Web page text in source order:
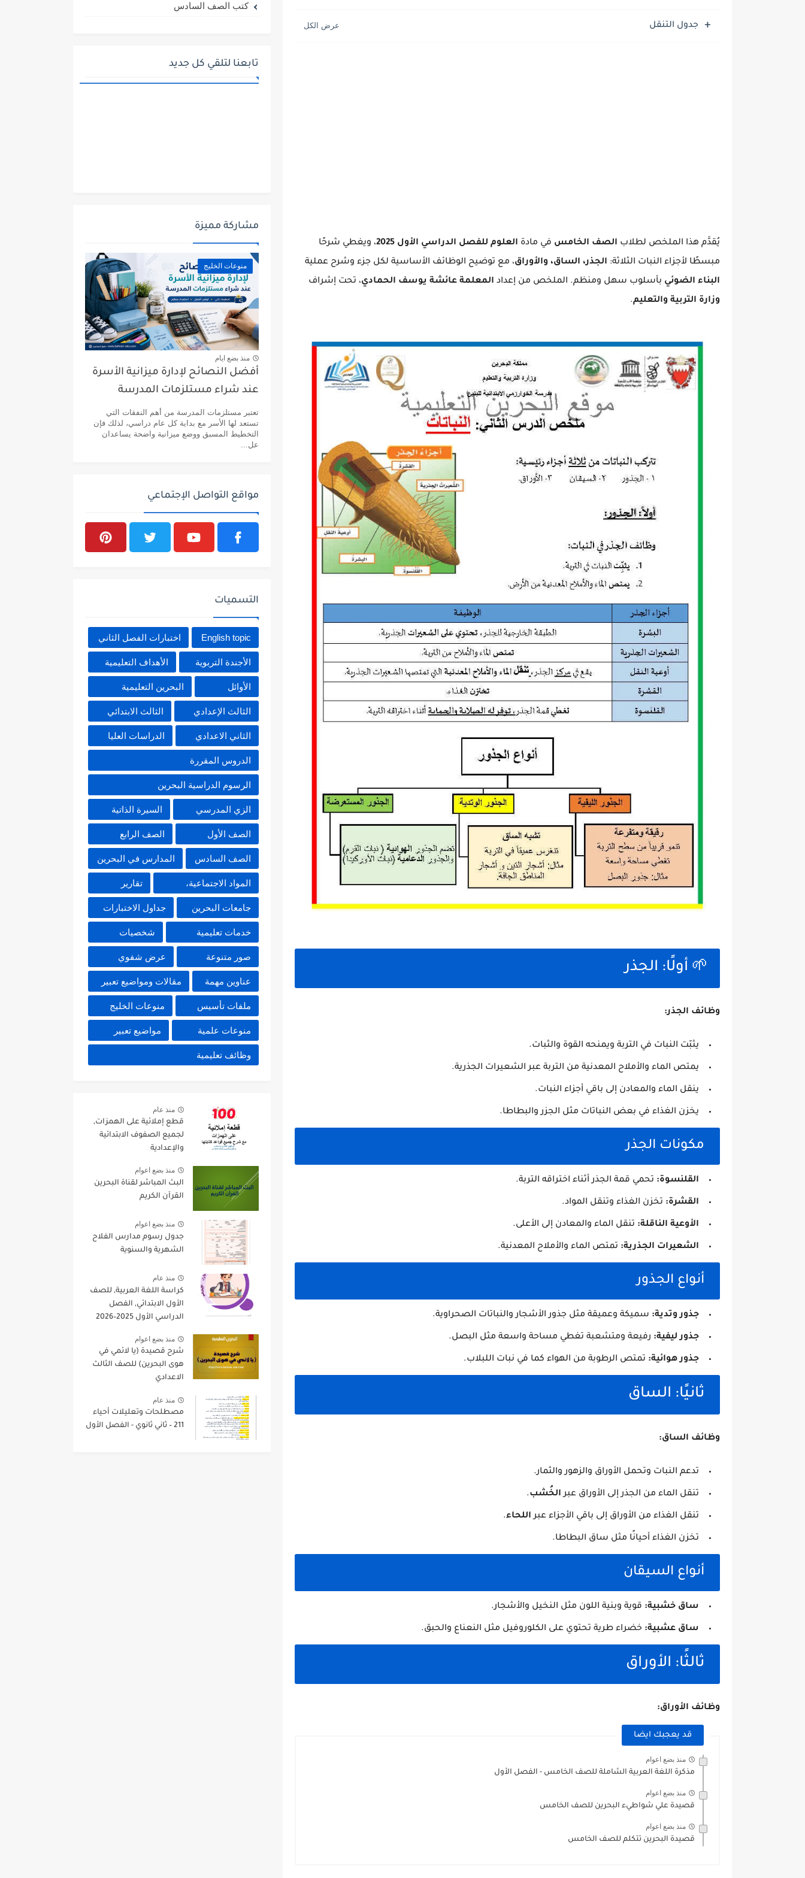
جدول التنقل
يُقدَّم هذا الملخص لطلاب الصف الخامس في مادة العلوم للفصل الدراسي الأول 2025
، ويغطي شرحًا
مبسطًا لأجزاء النبات الثلاثة: الجذر، الساق، والأوراق، مع توضيح الوظائف الأساسية لكل جزء وشرح عملية
البناء الضوئي بأسلوب سهل ومنظم. الملخص من إعداد المعلمة عائشة يوسف الحمادي، تحت إشراف
وزارة التربية والتعليم.
🌱 أولًا: الجذر
وظائف الجذر:
يثبّت النبات في التربة ويمنحه القوة والثبات.
يمتص الماء والأملاح المعدنية من التربة عبر الشعيرات الجذرية.
ينقل الماء والمعادن إلى باقي أجزاء النبات.
يخزن الغذاء في بعض النباتات مثل الجزر والبطاطا.
مكونات الجذر
القلنسوة: تحمي قمة الجذر أثناء اختراقه التربة.
القشرة: تخزن الغذاء وتنقل المواد.
الأوعية الناقلة: تنقل الماء والمعادن إلى الأعلى.
الشعيرات الجذرية: تمتص الماء والأملاح المعدنية.
أنواع الجذور
جذور وتدية: سميكة وعميقة مثل جذور الأشجار والنباتات الصحراوية.
جذور ليفية: رفيعة ومتشعبة تغطي مساحة واسعة مثل البصل.
جذور هوائية: تمتص الرطوبة من الهواء كما في نبات اللبلاب.
ثانيًا: الساق
وظائف الساق:
تدعم النبات وتحمل الأوراق والزهور والثمار.
تنقل الماء من الجذر إلى الأوراق عبرالخُشب.
تنقل الغذاء من الأوراق إلى باقي الأجزاء عبراللحاء.
تخزن الغذاء أحيانًا مثل ساق البطاطا.
أنواع السيقان
ساق خشبية: قوية وبنية اللون مثل النخيل والأشجار.
ساق عشبية: خضراء طرية تحتوي على الكلوروفيل مثل النعناع والحبق.
ثالثًا: الأوراق
وظائف الأوراق:
قد يعجبك ايضا
منذ بضع اعوام
مذكرة اللغة العربية الشاملة للصف الخامس - الفصل الأول
منذ بضع اعوام
قصيدة علي شواطيء البحرين للصف الخامس
منذ بضع اعوام
قصيدة البحرين تتكلم للصف الخامس
كتب الصف السادس
تابعنا لتلقي كل جديد
مشاركة مميزة
منوعات الخليج
منذ بضع ايام
أفضل النصائح لإدارة ميزانية الأسرة
عند شراء مستلزمات المدرسة
تعتبر مستلزمات المدرسة من أهم النفقات التي
تستعد لها الأسر مع بداية كل عام دراسي، لذلك فإن
التخطيط المسبق ووضع ميزانية واضحة يساعدان
عل...
مواقع التواصل الإجتماعي
التسميات
English topic اختبارات الفصل الثاني
الأجندة التربوية الأهداف التعليمية
الأوائل البحرين التعليمية
الثالث الإعدادي الثالث الابتدائي
الثاني الاعدادي الدراسات العليا
الدروس المقررة
الرسوم الدراسية البحرين
الزي المدرسي السيرة الذاتية
الصف الأول الصف الرابع
الصف السادس المدارس في البحرين
المواد الاجتماعية، تقارير
جامعات البحرين جداول الاختبارات
خدمات تعليمية شخصيات
صور متنوعة عرض شفوي
عناوين مهمة مقالات ومواضيع تعبير
ملفات تأسيس منوعات الخليج
منوعات علمية مواضيع تعبير
وظائف تعليمية
منذ عام
قطع إملائية على الهمزات,
لجميع الصفوف الابتدائية
والإعدادية
منذ بضع اعوام
البث المباشر لقناة البحرين
القرآن الكريم
منذ بضع اعوام
جدول رسوم مدارس الفلاح
الشهرية والسنوية
منذ عام
كراسة اللغة العربية, للصف
الأول الابتدائي, الفصل
الدراسي الأول 2025–2026
منذ بضع اعوام
شرح قصيدة (يا لائمي في
هوى البحرين) للصف الثالث
الاعدادي
منذ عام
مصطلحات وتعليلات أحياء
211 – ثاني ثانوي - الفصل الأول